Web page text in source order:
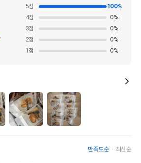
5점 100%
4점 0%
3점 0%
2점 0%
1 점 0%
만족도순 최신순